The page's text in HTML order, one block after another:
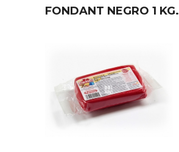
FONDANT NEGRO 1 KG.